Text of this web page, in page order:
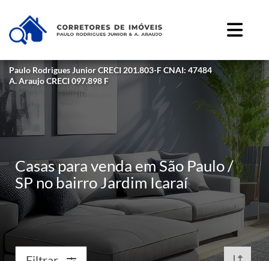
Paulo Rodrigues Junior CRECI 201.803-F CNAI: 47484
A. Araujo CRECI 097.898 F
Casas para venda em São Paulo /
SP no bairro Jardim Icaraí